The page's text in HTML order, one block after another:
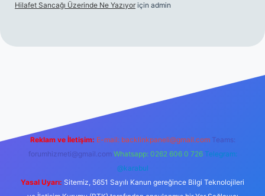
Hilafet Sancağı Üzerinde Ne Yazıyor için admin
Reklam ve İletişim: E-mail: backlinkpaneli@gmail.com Teams:
forumhizmeti@gmail.com Whatsapp: 0262 606 0 726 Telegram:
@karabul
Yasal Uyarı: Sitemiz, 5651 Sayılı Kanun gereğince Bilgi Teknolojileri